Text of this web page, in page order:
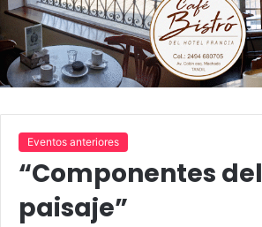
Eventos anteriores
“Componentes del
paisaje”